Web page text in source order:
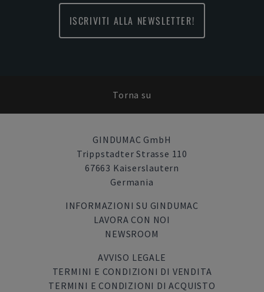
ISCRIVITI ALLA NEWSLETTER!
Torna su
GINDUMAC GmbH
Trippstadter Strasse 110
67663 Kaiserslautern
Germania
INFORMAZIONI SU GINDUMAC
LAVORA CON NOI
NEWSROOM
AVVISO LEGALE
TERMINI E CONDIZIONI DI VENDITA
TERMINI E CONDIZIONI DI ACQUISTO